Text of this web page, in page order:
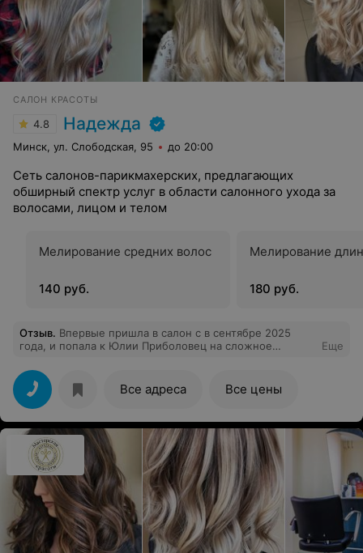
САЛОН КРАСОТЫ
4.8 Надежда
Минск, ул. Слободская, 95 до 20:00
Сеть салонов-парикмахерских, предлагающих
обширный спектр услуг в области салонного ухода за
волосами, лицом и телом
Мелирование средних волос
140 руб.
Мелирование
180 руб.
Отзыв. Впервые пришла в салон с в сентябре 2025
года, и попала к Юлии Приболовец на сложное
сделано грамотно от работы до ухода дома, мастер
профессионал своего дела! Спасибо салону за
обслуживание, настолько приятно находиться у вас,
атмосфера как дома! Администратор Полина очень
вежливая и чуткая угостит вкусным капучино и
конфеткой, что очень очень приятно!
Еще
Все адреса Все цены